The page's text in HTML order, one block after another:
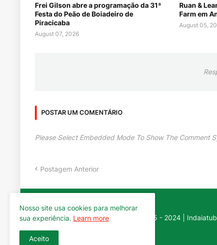
Frei Gilson abre a programação da 31ª
Festa do Peão de Boiadeiro de
Piracicaba
August 07, 2026
Ruan &
Farm em
August 05,
POSTAR UM COMENTÁRIO
Please Select Embedded Mode To Show The Comment
Postagem Anterior
ClickIndaia | 2005 - 2024 |
Nosso site usa cookies para melhorar
sua experiência. Learn more
Aceito